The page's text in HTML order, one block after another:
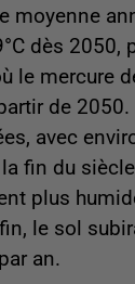
moyenne
dès 2050,
le mercure
de
avec
fin du
plus
le sol
an.